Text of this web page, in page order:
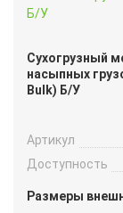
Сухогрузный
насыпных
Bulk) Б/У
Артикул
Доступность
Размеры